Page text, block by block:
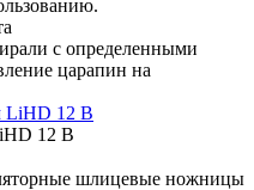
с определенными
царапин на
12 В
шлицевые ножницы